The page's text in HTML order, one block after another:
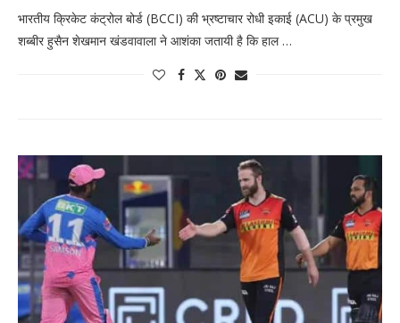
भारतीय क्रिकेट कंट्रोल बोर्ड (BCCI) की भ्रष्टाचार रोधी इकाई (ACU) के प्रमुख
शब्बीर हुसैन शेखमान खंडवावाला ने आशंका जतायी है कि हाल …